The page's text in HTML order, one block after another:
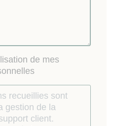
de mes
recueillies sont
gestion de la
client.